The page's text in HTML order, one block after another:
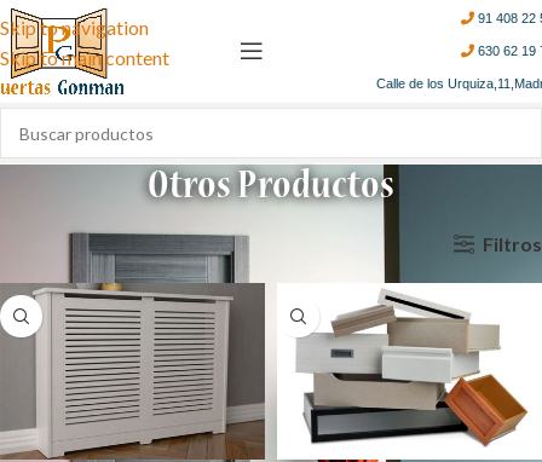
Skip to navigation
Skip to main content
91 408 22
630 62 19
Calle de los
Otros Productos
Filtros